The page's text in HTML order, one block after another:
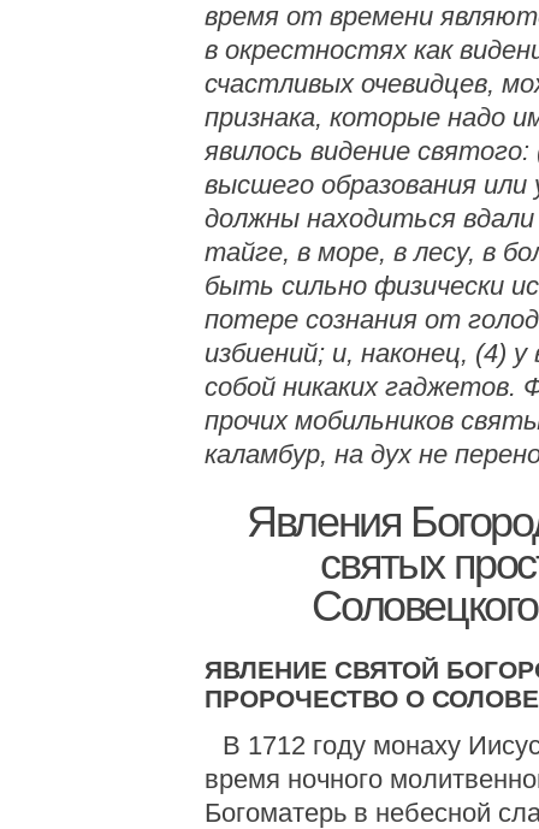
время от времени
в окрестностях как
счастливых очевидцев,
признака, которые надо
явилось видение
высшего образования
должны находиться
тайге, в море, в лесу, в
быть сильно физически
потере сознания от
избиений; и, наконец, (4)
собой никаких гаджетов.
прочих мобильников
каламбур, на дух не
Явления
святых
ЯВЛЕНИЕ СВЯТОЙ
ПРОРОЧЕСТВО О
В 1712 году монаху
время ночного
Богоматерь в небесной